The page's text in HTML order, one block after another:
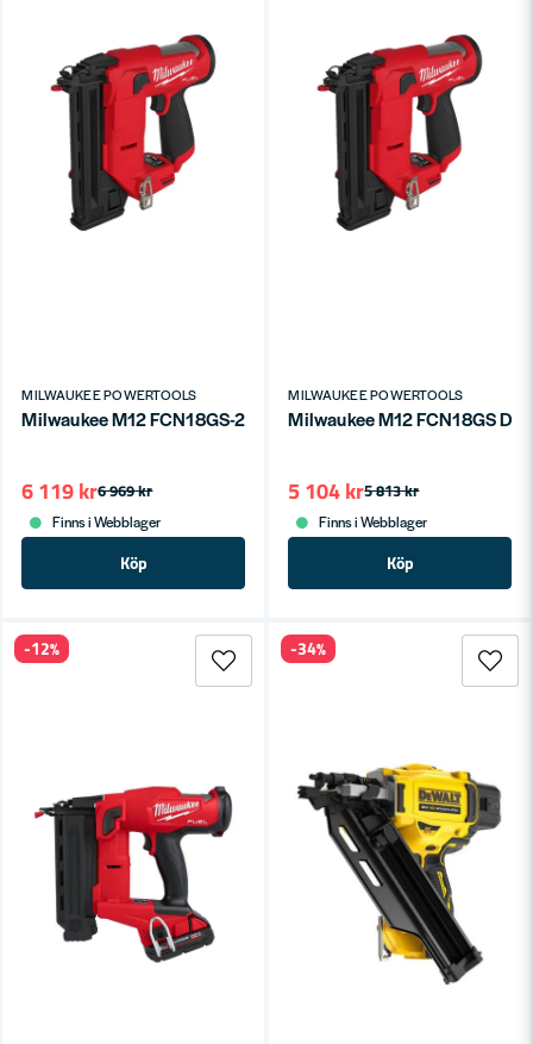
MILWAUKEE POWERTOOLS
Milwaukee M12 FCN18GS-202X Dyckertpistol 12V HD-BOX
6 969 kr
6 119 kr
Finns i Webblager
Köp
MILWAUKEE POWERTOOLS
Milwaukee M12 FCN18GS
5 813 kr
5 104 kr
Finns i Webblager
Köp
-12% -34%